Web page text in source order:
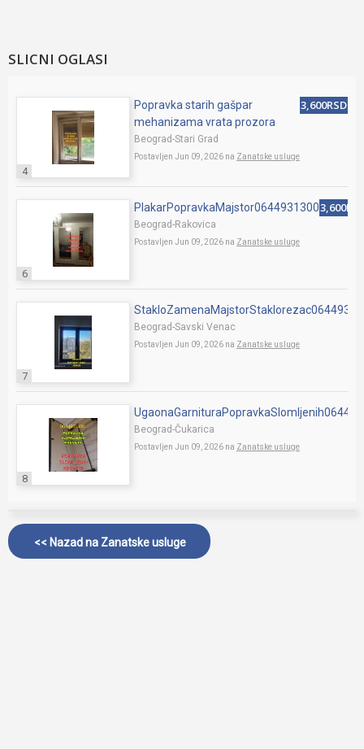
SLICNI OGLASI
4
Popravka starih gašpar
mehanizama vrata prozora
Beograd-Stari Grad
Postavljen Jun 09, 2026 na Zanatske usluge
3,600RSD
6
PlakarPopravkaMajstor0644931300
Beograd-Rakovica
Postavljen Jun 09, 2026 na Zanatske usluge
7
Beograd-Savski Venac
Postavljen Jun 09, 2026 na Zanatske usluge
8
Beograd-Čukarica
Postavljen Jun 09, 2026 na Zanatske usluge
<< Nazad na Zanatske usluge